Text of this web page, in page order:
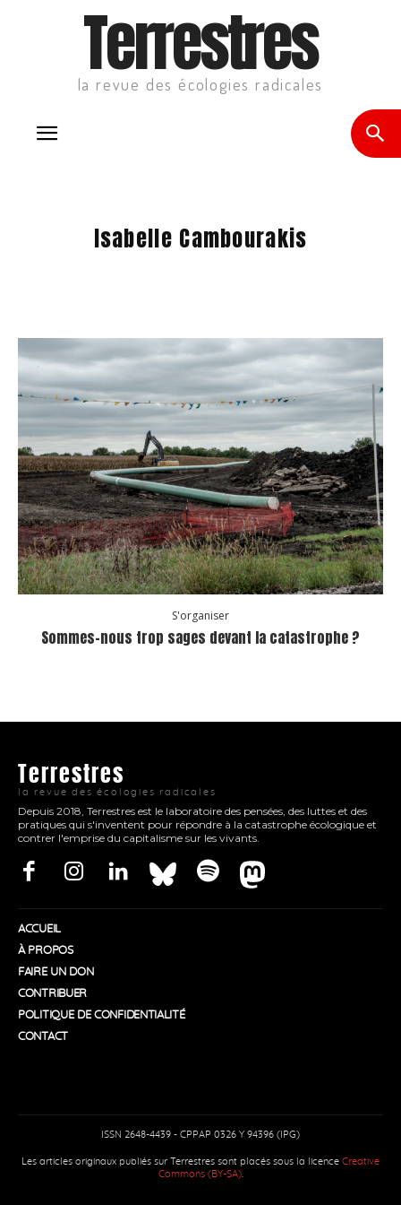
Terrestres
la revue des écologies radicales
Isabelle Cambourakis
S'organiser
Sommes-nous trop sages devant la catastrophe ?
Terrestres
la revue des écologies radicales
Depuis 2018, Terrestres est le laboratoire des pensées, des luttes et des
pratiques qui s'inventent pour répondre à la catastrophe écologique et
contrer l'emprise du capitalisme sur les vivants.
ACCUEIL
À PROPOS
FAIRE UN DON
CONTRIBUER
POLITIQUE DE CONFIDENTIALITÉ
CONTACT
ISSN 2648-4439 - CPPAP 0326 Y 94396 (IPG)
Les articles originaux publiés sur Terrestres sont placés sous la licence Creative
Commons (BY-SA).